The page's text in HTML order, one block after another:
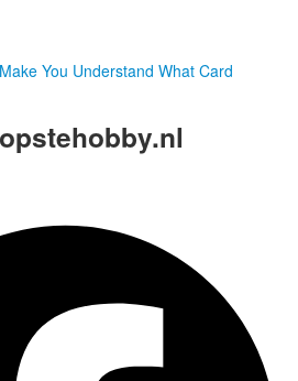
You Understand What Card